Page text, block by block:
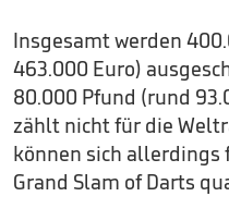
Insgesamt werden
463.000 Euro)
80.000 Pfund (rund
zählt nicht für die
können sich
Grand Slam of Darts